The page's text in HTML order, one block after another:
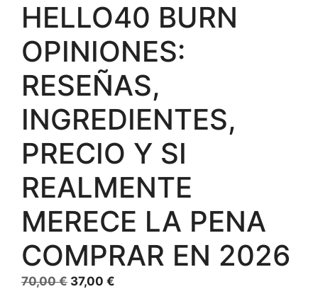
HELLO40 BURN
OPINIONES:
RESEÑAS,
INGREDIENTES,
PRECIO Y SI
REALMENTE
MERECE LA PENA
COMPRAR EN 2026
70,00€ El
37,00 €